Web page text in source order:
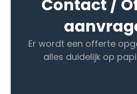
Contact /
Er wordt een offerte
alles duidelijk op